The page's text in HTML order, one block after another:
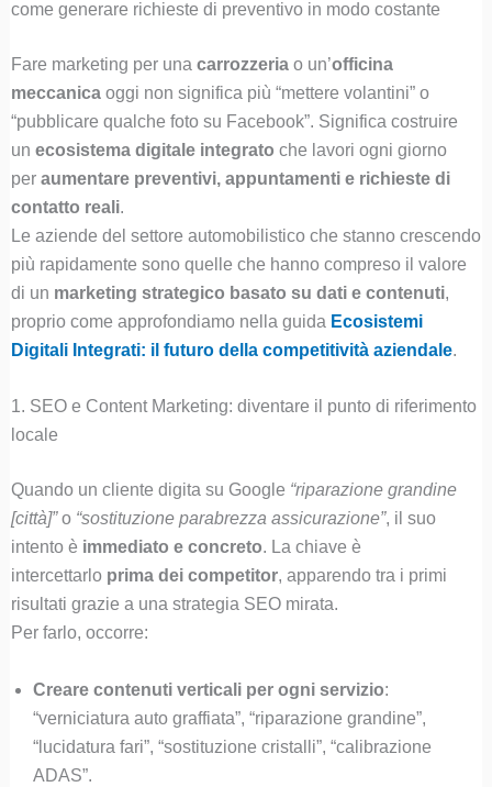
come generare richieste di preventivo in modo costante
Fare marketing per una carrozzeriao un’officina
meccanicaoggi non significa più “mettere volantini” o
“pubblicare qualche foto su Facebook”. Significa costruire
un ecosistema digitale integrato che lavori ogni giorno
per aumentare preventivi, appuntamenti e richieste di
contatto reali.
Le aziende del settore automobilistico che stanno crescendo
più rapidamente sono quelle che hanno compreso il valore
di un marketing strategico basato su dati e contenuti,
proprio come approfondiamo nella guida Ecosistemi
Digitali Integrati: il futuro della competitività aziendale.
1. SEO e Content Marketing: diventare il punto di riferimento
locale
Quando un cliente digita su Google “riparazione grandine
[città]”o “sostituzione parabrezza assicurazione”, il suo
intento è immediato e concreto. La chiave è
intercettarlo prima dei competitor, apparendo tra i primi
risultati grazie a una strategia SEO mirata.
Per farlo, occorre:
Creare contenuti verticali per ogni servizio:
“verniciatura auto graffiata”, “riparazione grandine”,
“lucidatura fari”, “sostituzione cristalli”, “calibrazione
ADAS”.